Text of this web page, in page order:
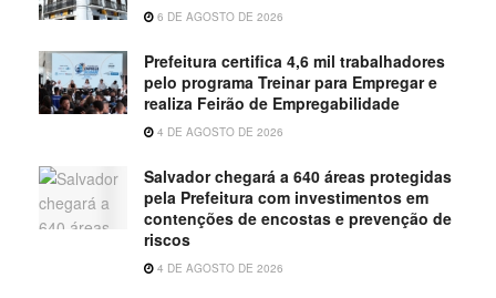
6 DE AGOSTO DE 2026
Prefeitura certifica 4,6 mil trabalhadores
pelo programa Treinar para Empregar e
realiza Feirão de Empregabilidade
4 DE AGOSTO DE 2026
Salvador chegará a 640 áreas protegidas
pela Prefeitura com investimentos em
contenções de encostas e prevenção de
riscos
4 DE AGOSTO DE 2026